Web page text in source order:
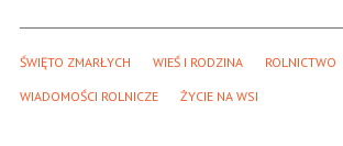
ŚWIĘTO ZMARŁYCH WIEŚ I RODZINA ROLNICTWO
WIADOMOŚCI ROLNICZE ŻYCIE NA WSI